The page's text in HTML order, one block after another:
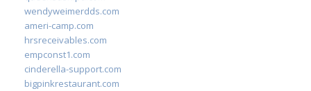
wendyweimerdds.com
ameri-camp.com
hrsreceivables.com
empconst1.com
cinderella-support.com
bigpinkrestaurant.com